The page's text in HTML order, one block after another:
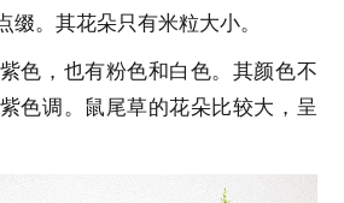
缀。其花朵只有米粒大小。
色，也有粉色和白色。其颜色不
色调。鼠尾草的花朵比较大，呈